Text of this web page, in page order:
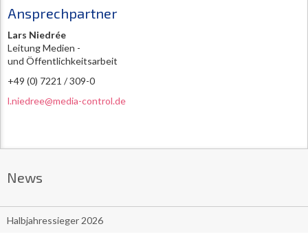
Ansprechpartner
Lars Niedrée
Leitung Medien -
und Öffentlichkeitsarbeit
+49 (0) 7221 / 309-0
l.niedree@media-control.de
News
Halbjahressieger 2026